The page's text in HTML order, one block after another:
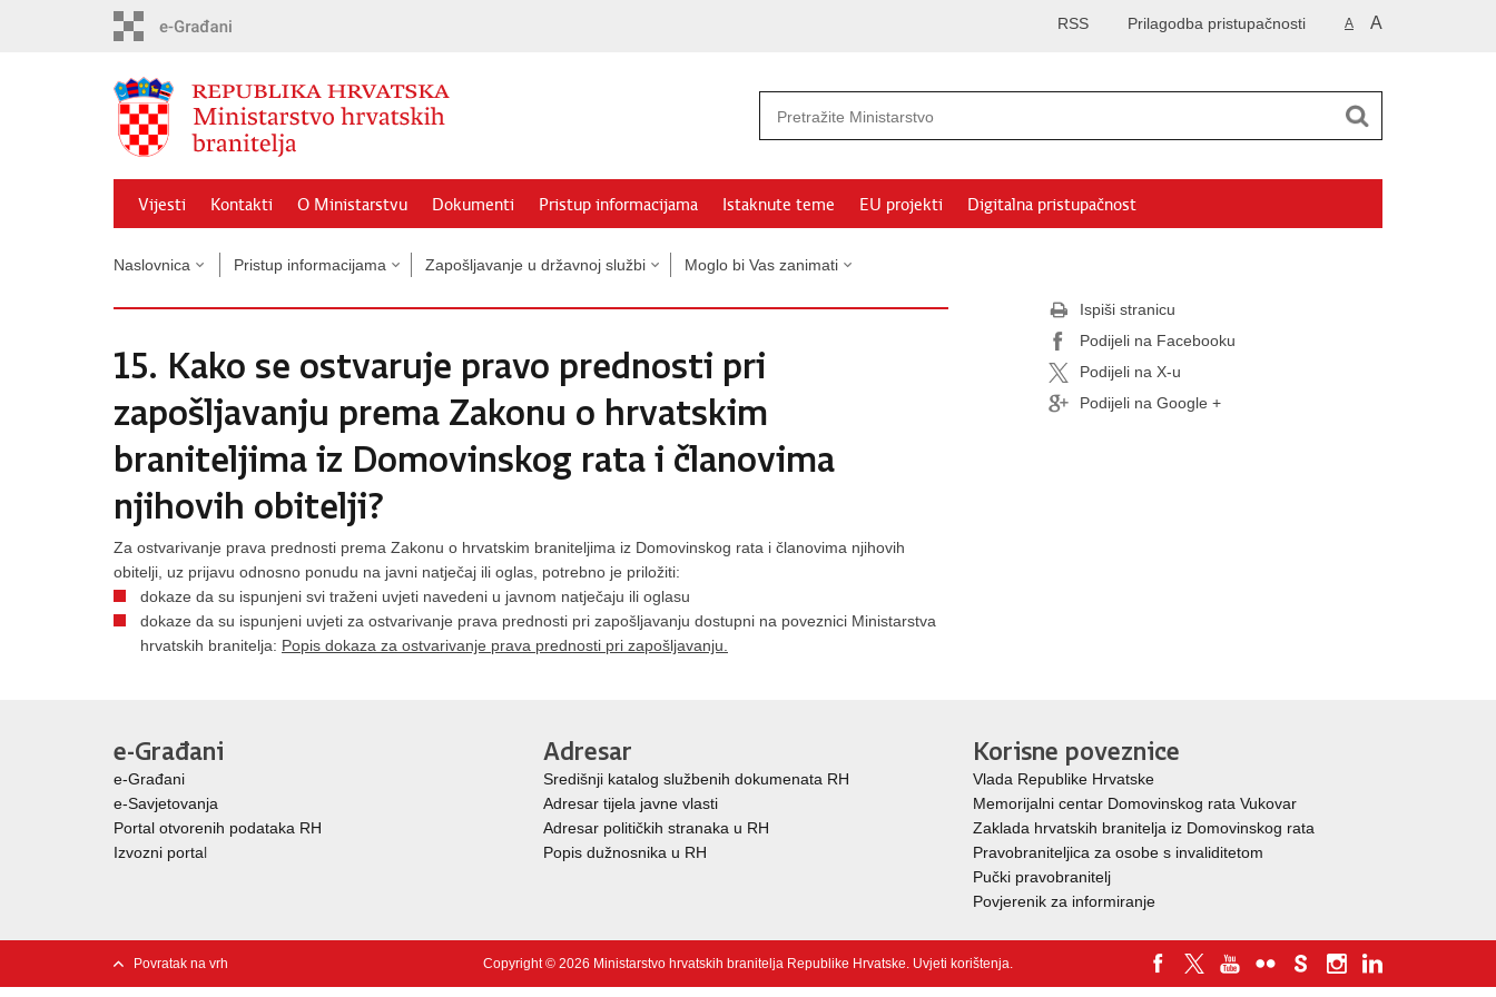
A A
Prilagodba pristupačnosti
RSS
Vijesti Kontakti O Ministarstvu Dokumenti Pristup informacijama Istaknute teme EU projekti Digitalna pristupačnost
Naslovnica Pristup informacijama Zapošljavanje u državnoj službi Moglo bi Vas zanimati
15. Kako se ostvaruje pravo prednosti pri
zapošljavanju prema Zakonu o hrvatskim
braniteljima iz Domovinskog rata i članovima
njihovih obitelji?
Za ostvarivanje prava prednosti prema Zakonu o hrvatskim braniteljima iz Domovinskog rata i članovima njihovih
obitelji, uz prijavu odnosno ponudu na javni natječaj ili oglas, potrebno je priložiti:
dokaze da su ispunjeni svi traženi uvjeti navedeni u javnom natječaju ili oglasu
dokaze da su ispunjeni uvjeti za ostvarivanje prava prednosti pri zapošljavanju dostupni na poveznici Ministarstva
hrvatskih branitelja: Popis dokaza za ostvarivanje prava prednosti pri zapošljavanju.
Ispiši stranicu
Podijeli na Facebooku
Podijeli na X-u
Podijeli na Google +
e-Građani
e-Građani
e-Savjetovanja
Portal otvorenih podataka RH
Izvozni portal
Adresar
Središnji katalog službenih dokumenata RH
Adresar tijela javne vlasti
Adresar političkih stranaka u RH
Popis dužnosnika u RH
Korisne poveznice
Vlada Republike Hrvatske
Memorijalni centar Domovinskog rata Vukovar
Zaklada hrvatskih branitelja iz Domovinskog rata
Pravobraniteljica za osobe s invaliditetom
Pučki pravobranitelj
Povjerenik za informiranje
Povratak na vrh Copyright © 2026 Ministarstvo hrvatskih branitelja Republike Hrvatske. Uvjeti korištenja.